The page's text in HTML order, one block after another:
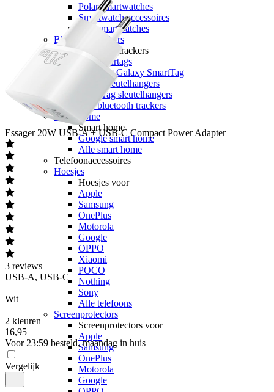
Polar smartwatches
Smartwatch accessoires
Alle smartwatches
Bluetooth trackers
Bluetooth trackers
Apple Airtags
Samsung Galaxy SmartTag
Airtag sleutelhangers
SmartTag sleutelhangers
Alle bluetooth trackers
Smart home
Smart home
Google smart home
Alle smart home
Telefoonaccessoires
Hoesjes
Hoesjes voor
Apple
Samsung
OnePlus
Motorola
Google
OPPO
Xiaomi
POCO
Nothing
Sony
Alle telefoons
Screenprotectors
Screenprotectors voor
Apple
Samsung
OnePlus
Motorola
Google
Essager 20W USB-A + USB-C Compact Power Adapter
3 reviews
USB-A, USB-C
|
Wit
|
2 kleuren
16,95
Voor 23:59 besteld, maandag in huis
Vergelijk